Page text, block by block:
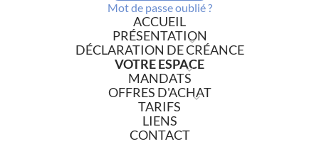
Mot de passe oublié ?
ACCUEIL
PRÉSENTATION
DÉCLARATION DE CRÉANCE
VOTRE ESPACE
MANDATS
OFFRES D'ACHAT
TARIFS
LIENS
CONTACT